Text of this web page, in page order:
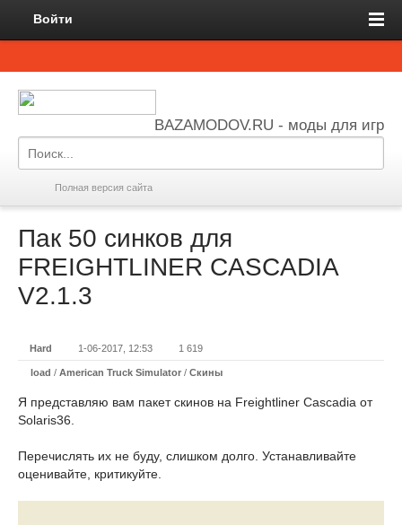
Войти
BAZAMODOV.RU - моды для игр
Полная версия сайта
Пак 50 синков для
FREIGHTLINER CASCADIA
V2.1.3
Hard 1-06-2017, 12:53 1 619
load / American Truck Simulator / Скины
Я представляю вам пакет скинов на Freightliner Cascadia от
Solaris36.
Перечислять их не буду, слишком долго. Устанавливайте
оценивайте, критикуйте.